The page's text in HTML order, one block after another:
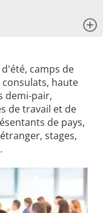
camps de
consulats, haute
demi-pair,
de travail et de
de pays,
stages,